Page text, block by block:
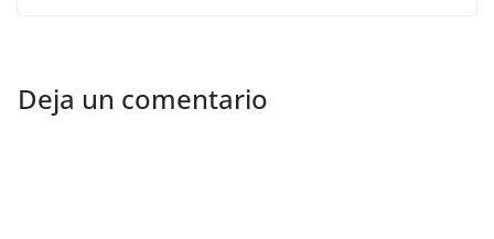
Deja un comentario